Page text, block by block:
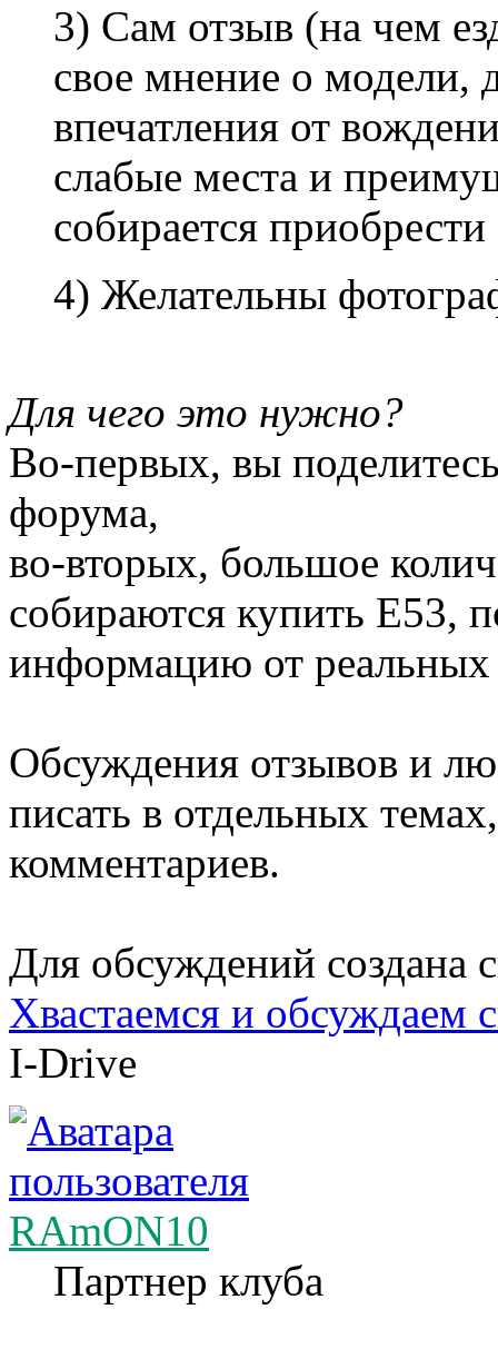
3) Сам отзыв (на чем
свое мнение о модели,
впечатления от
слабые места и
собирается
4) Желательны
Для чего это нужно?
Во-первых, вы
форума,
во-вторых, большое
собираются купить E53,
информацию от реальных
Обсуждения отзывов и
писать в отдельных
комментариев.
Для обсуждений создана
Хвастаемся и обсуждаем
I-Drive
RAmON10
Партнер клуба